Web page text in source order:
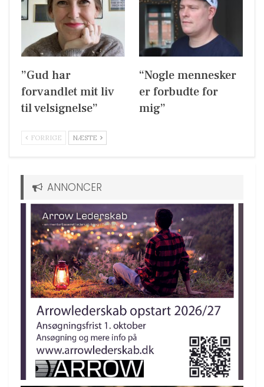
”Gud har
forvandlet mit liv
til velsignelse”
“Nogle mennesker
er forbudte for
mig”
FORRIGE NÆSTE
ANNONCER